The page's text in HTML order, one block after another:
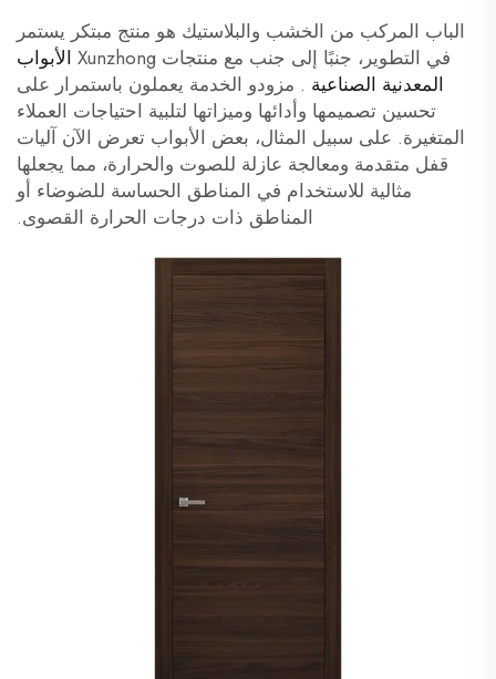
الباب المركب من الخشب والبلاستيك هو منتج مبتكر يستمر
في التطوير، جنبًا إلى جنب مع منتجات Xunzhong
الأبواب
المعدنية الصناعية . مزودو الخدمة يعملون باستمرار على
تحسين تصميمها وأدائها وميزاتها لتلبية احتياجات العملاء
المتغيرة. على سبيل المثال، بعض الأبواب تعرض الآن آليات
قفل متقدمة ومعالجة عازلة للصوت والحرارة، مما يجعلها
مثالية للاستخدام في المناطق الحساسة للضوضاء أو
المناطق ذات درجات الحرارة القصوى.